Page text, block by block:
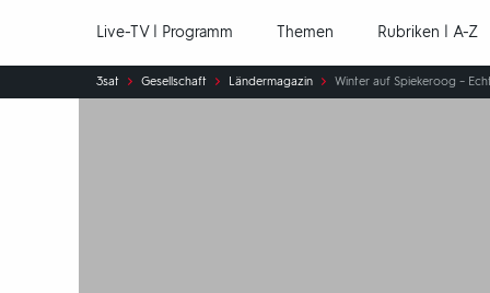
Live-TV | Programm Themen Rubriken | A-Z
Sie
sind
3sat Gesellschaft Ländermagazin Winter auf Spiekeroog –